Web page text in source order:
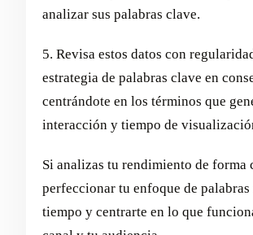
analizar sus palabras clave.
5. Revisa estos datos con
estrategia de palabras clave en
centrándote en los términos que
interacción y tiempo de
Si analizas tu rendimiento de forma
perfeccionar tu enfoque de
tiempo y centrarte en lo que